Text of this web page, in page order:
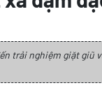
trải nghiệm giặt giũ